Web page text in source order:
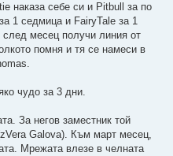
наказа себе си и Pitbull за по
1 седмица и FairyTale за 1
месец получи линия от
помня и тя се намеси в
чудо за 3 дни.
За негов заместник той
Galova). Към март месец,
Мрежата влезе в челната